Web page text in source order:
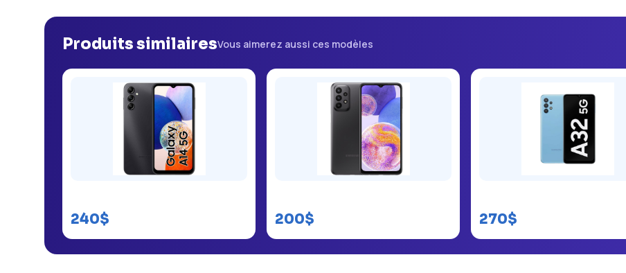
Produits similairesVous aimerez aussi ces modèles
240$ 200$ 270$